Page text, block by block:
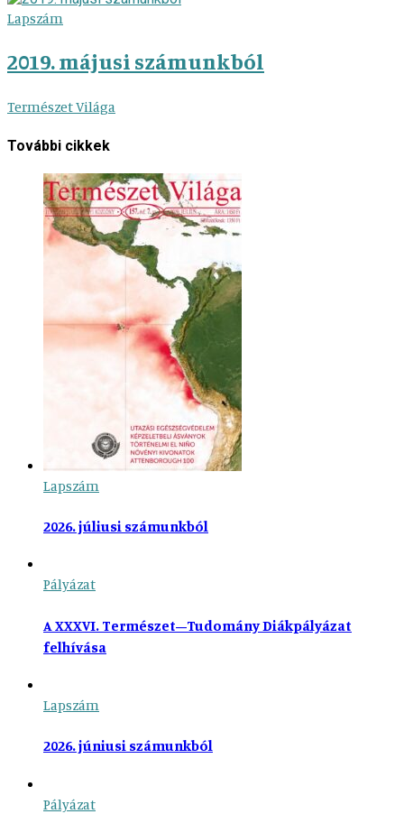
Lapszám
2019. májusi számunkból
Természet Világa
További cikkek
Lapszám
2026. júliusi számunkból
Pályázat
A XXXVI. Természet–Tudomány Diákpályázat
felhívása
Lapszám
2026. júniusi számunkból
Pályázat